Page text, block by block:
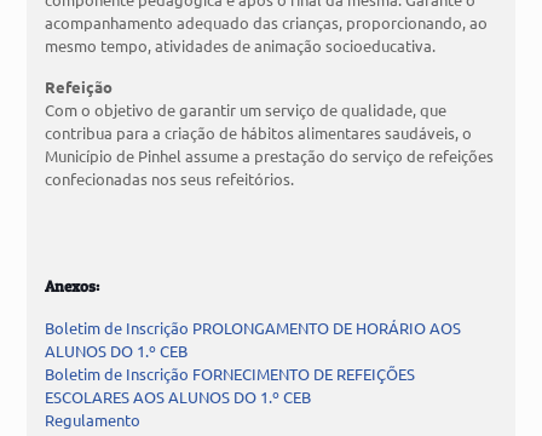
acompanhamento adequado das crianças, proporcionando, ao
mesmo tempo, atividades de animação socioeducativa.
Refeição
Com o objetivo de garantir um serviço de qualidade, que
contribua para a criação de hábitos alimentares saudáveis, o
Município de Pinhel assume a prestação do serviço de refeições
confecionadas nos seus refeitórios.
Anexos:
Boletim de Inscrição PROLONGAMENTO DE HORÁRIO AOS
ALUNOS DO 1.º CEB
Boletim de Inscrição FORNECIMENTO DE REFEIÇÕES
ESCOLARES AOS ALUNOS DO 1.º CEB
Regulamento